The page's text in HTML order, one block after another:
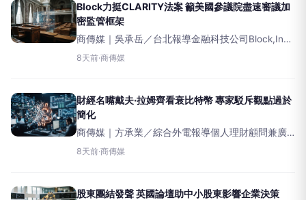
Block力挺CLARITY法案 籲美國參議院盡速審議加
密監管框架
商傳媒｜吳承岳／台北報導金融科技公司Block,Inc.
於昨日（29日）正式表態支持美國數位資產市場結
8天前·商傳媒
財經名嘴戴夫·拉姆齊看衰比特幣 專家駁斥觀點過於
簡化
商傳媒｜方承業／綜合外電報導個人理財顧問兼廣
播節目主持人戴夫·拉姆齊（DaveRamsey）近日再
評論立
8天前·商傳媒
股東團結發聲 英國論壇助中小股東影響企業決策